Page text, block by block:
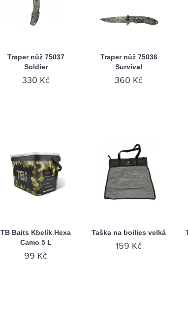
Traper nůž 75037
Soldier
330 Kč
Traper nůž 75036
Survival
360 Kč
TB Baits Kbelík Hexa
Camo 5 L
99 Kč
Taška na boilies velká
159 Kč